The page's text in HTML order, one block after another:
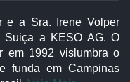
e a Sra. Irene Volper
Suiça a KESO AG. O
em 1992 vislumbra o
funda em Campinas